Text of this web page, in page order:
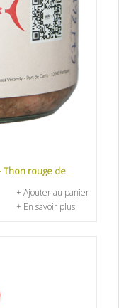
Thon rouge de
+ Ajouter au panier
+ En savoir plus